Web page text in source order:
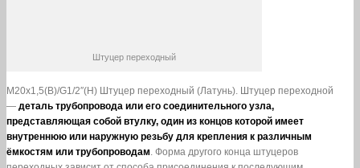
Штуцер переходный
М20х1,5(В)/G1/2″(Н) Штуцер переходный (Латунь). Штуцер переходной
— деталь трубопровода или его соединительного узла,
представляющая собой втулку, один из концов которой имеет
внутреннюю или наружную резьбу для крепления к различным
ёмкостям или трубопроводам. Форма другого конца штуцеров